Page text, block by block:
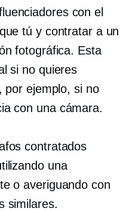
con el
tú y contratar a un
fotográfica. Esta
si no quieres
por ejemplo, si no
con una cámara.
contratados
una
o averiguando con
similares.